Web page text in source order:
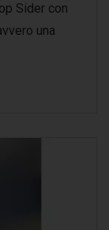
Sider con
una